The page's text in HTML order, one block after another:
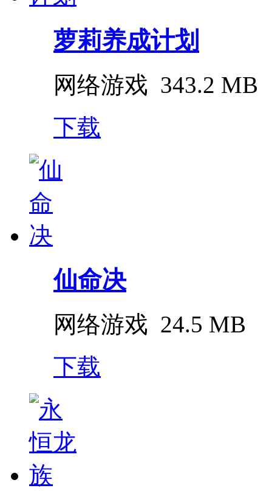
萝莉养成计划
网络游戏 343.2 MB
下载
仙命决
网络游戏 24.5 MB
下载